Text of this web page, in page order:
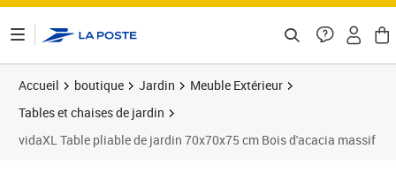
Accueil boutique Jardin
Meuble Extérieur
Tables et chaises de jardin
vidaXL Table pliable de jardin 70x70x75 cm Bois d'acacia massif